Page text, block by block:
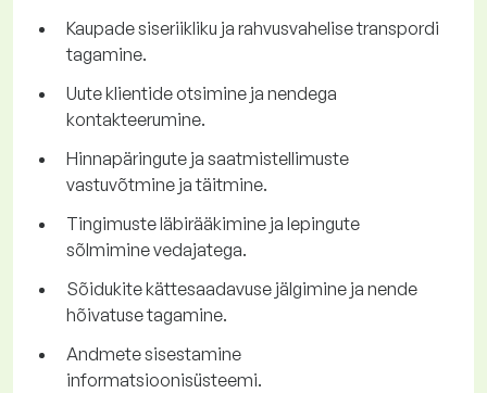
Kaupade siseriikliku ja rahvusvahelise transpordi
tagamine.
Uute klientide otsimine ja nendega
kontakteerumine.
Hinnapäringute ja saatmistellimuste
vastuvõtmine ja täitmine.
Tingimuste läbirääkimine ja lepingute
sõlmimine vedajatega.
Sõidukite kättesaadavuse jälgimine ja nende
hõivatuse tagamine.
Andmete sisestamine
informatsioonisüsteemi.